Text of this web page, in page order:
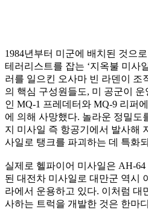
1984년부터 미군에 배치된 것으
테러리스트를 잡는 ‘지옥불 미사
러를 일으킨 오사마 빈 라덴이 조
의 핵심 구성원들도, 미 공군이 운
인 MQ-1 프레데터와 MQ-9 리퍼
에 의해 사망했다. 놀라운 정밀도
지 미사일 즉 항공기에서 발사해
사일로 탱크를 파괴하는 데 특화
실제로 헬파이어 미사일은 AH-
된 대전차 미사일로 대만군 역시
라에서 운용하고 있다. 이처럼 대
사하는 트럭을 개발한 것은 한마